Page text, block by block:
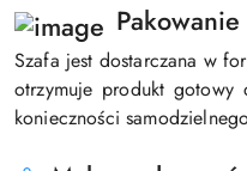
Pakowanie
Szafa jest dostarczana w
otrzymuje produkt gotowy
konieczności